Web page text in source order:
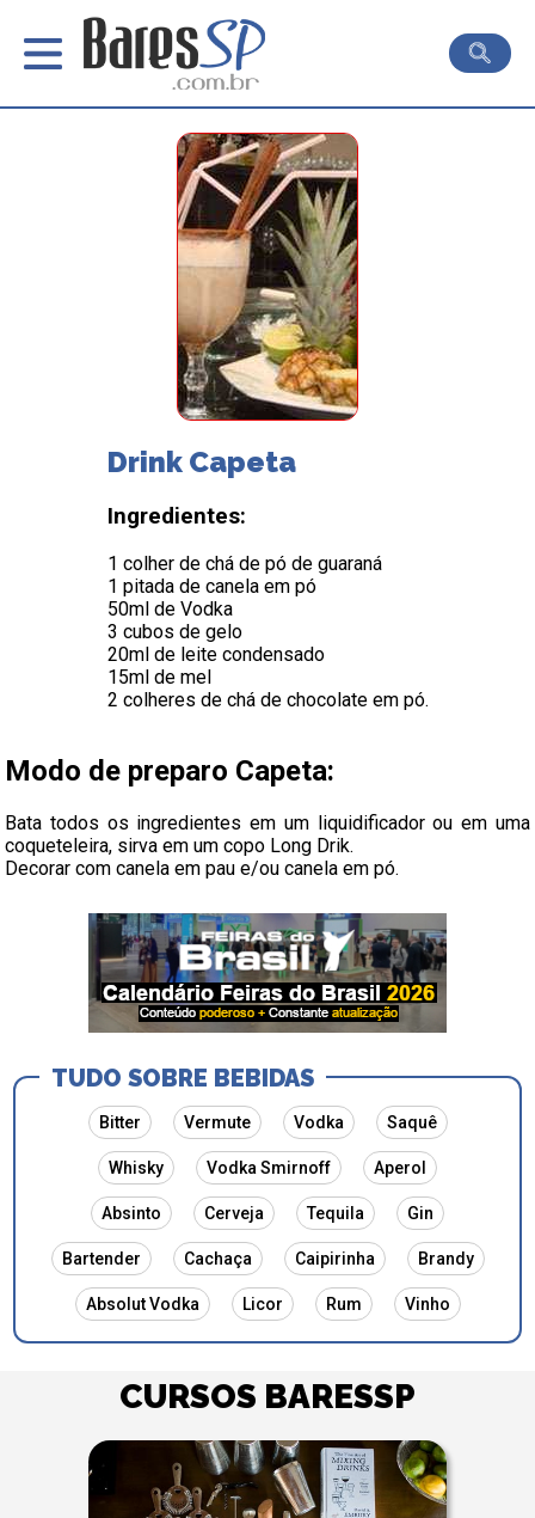
Drink Capeta
Ingredientes:
1 colher de chá de pó de guaraná
1 pitada de canela em pó
50ml de Vodka
3 cubos de gelo
20ml de leite condensado
15ml de mel
2 colheres de chá de chocolate em pó.
Modo de preparo Capeta:
Bata todos os ingredientes em um liquidificador ou em uma
coqueteleira, sirva em um copo Long Drik.
Decorar com canela em pau e/ou canela em pó.
TUDO SOBRE BEBIDAS
Bitter Vermute Vodka Saquê
Whisky Vodka Smirnoff Aperol
Absinto Cerveja Tequila Gin
Bartender Cachaça Caipirinha Brandy
Absolut Vodka Licor Rum Vinho
CURSOS BARESSP